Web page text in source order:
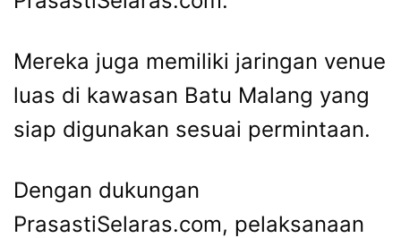
Mereka juga memiliki jaringan venue
luas di kawasan Batu Malang yang
siap digunakan sesuai permintaan.
Dengan dukungan
PrasastiSelaras.com, pelaksanaan